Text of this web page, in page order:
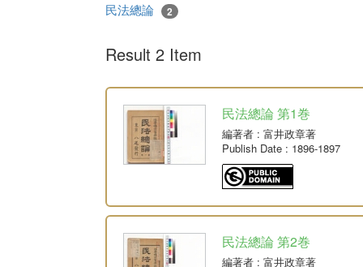
民法總論 2
Result 2 Item
民法總論 第1巻
編著者 : 富井政章著
Publish Date : 1896-1897
民法總論 第2巻
編著者 : 富井政章著